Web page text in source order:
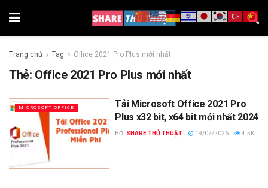
Trang chủ Tag Office 2021 Pro Plus mới nhất
Thẻ: Office 2021 Pro Plus mới nhất
MICROSOFT OFFICE
Tải Microsoft Office 2021 Pro
Plus x32 bit, x64 bit mới nhất 2024
BỞI SHARE THỦ THUẬT 19/07/2026 4.5K